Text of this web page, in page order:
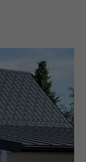
le navigateur
Ne
site
« Suivez-